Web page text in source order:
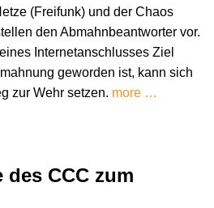
(Freifunk) und der Chaos
den Abmahnbeantworter vor.
Internetanschlusses Ziel
geworden ist, kann sich
zur Wehr setzen. more …
CCC zum